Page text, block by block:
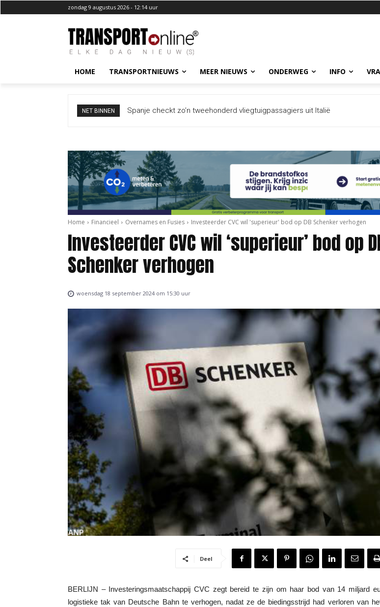
zondag 9 augustus 2026 - 12:14 uur
HOME TRANSPORTNIEUWS MEER NIEUWS ONDERWEG INFO
NET BINNEN Spanje checkt zo’n tweehonderd vliegtuigpassagiers uit Italië
Autoriteiten onderzoeken bijna-botsing vliegtuigen Sydney Airport
Home Financieel Overnames en Fusies Investeerder CVC wil 'superieur' bod op DB Schenker verhogen
Investeerder CVC wil ‘superieur’ bod op
Schenker verhogen
woensdag 18 september 2024 om 15:30 uur
Deel
BERLIJN – Investeringsmaatschappij CVC zegt bereid te zijn om haar bod van 14 miljard
logistieke tak van Deutsche Bahn te verhogen, nadat ze de biedingsstrijd had verloren van